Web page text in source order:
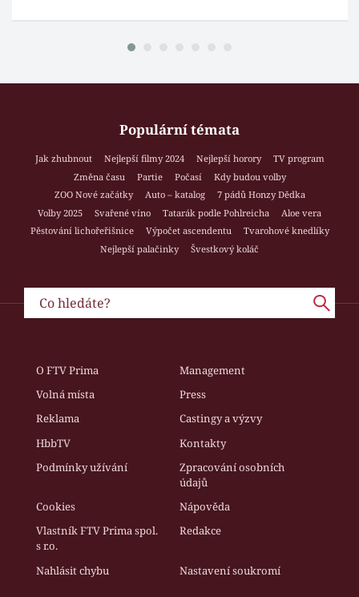
Populární témata
Jak zhubnout Nejlepší filmy 2024 Nejlepší horory
TV program
Změna času
Partie Počasí
Kdy budou volby
ZOO Nové začátky
Auto – katalog
7 pádů Honzy Dědka
Volby 2025
Svařené víno Tatarák podle Pohlreicha
Aloe vera
Pěstování lichořeřišnice
Výpočet ascendentu
Tvarohové knedlíky
Nejlepší palačinky
Švestkový koláč
O FTV Prima
Management
Volná místa
Press
Reklama
Castingy a výzvy
HbbTV
Kontakty
Podmínky užívání
Zpracování osobních
údajů
Cookies
Nápověda
Vlastník FTV Prima spol.
s r.o.
Redakce
Nahlásit chybu Nastavení soukromí